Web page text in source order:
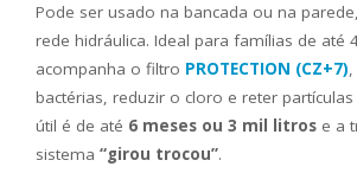
Pode ser usado na bancada ou na
rede hidráulica. Ideal para famílias de até
acompanha o filtro PROTECTION (CZ+7)
bactérias, reduzir o cloro e reter
útil é de até 6 meses ou 3 mil litros e a
sistema “girou trocou”.